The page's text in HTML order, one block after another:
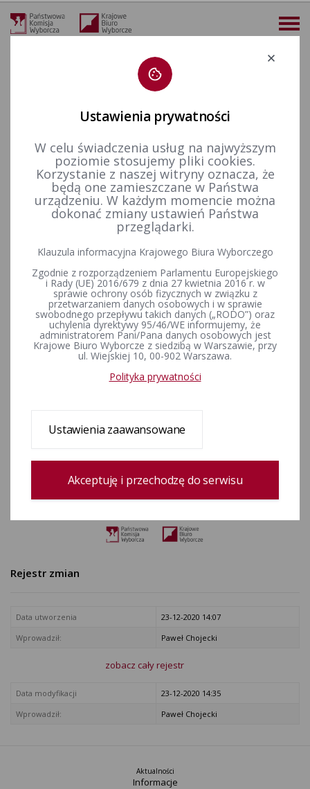
Deklaracja dostępności
więcej
Aktualności Informacje Życzenia Bożonarodzeniowe i Noworoczne
Życzenia Bożonarodzeniowe i
Noworoczne
Rejestr zmian
Data utworzenia
23-12-2020 14:07
Wprowadził:
Paweł Chojecki
zobacz cały rejestr
Data modyfikacji
23-12-2020 14:35
Wprowadził:
Paweł Chojecki
Aktualności
Informacje
Ustawienia prywatności
W celu świadczenia usług na najwyższym
poziomie stosujemy pliki cookies.
Korzystanie z naszej witryny oznacza, że
będą one zamieszczane w Państwa
urządzeniu. W każdym momencie można
dokonać zmiany ustawień Państwa
przeglądarki.
Klauzula informacyjna Krajowego Biura Wyborczego
Zgodnie z rozporządzeniem Parlamentu Europejskiego
i Rady (UE) 2016/679 z dnia 27 kwietnia 2016 r. w
sprawie ochrony osób fizycznych w związku z
przetwarzaniem danych osobowych i w sprawie
swobodnego przepływu takich danych („RODO”) oraz
uchylenia dyrektywy 95/46/WE informujemy, że
administratorem Pani/Pana danych osobowych jest
Krajowe Biuro Wyborcze z siedzibą w Warszawie, przy
ul. Wiejskiej 10, 00-902 Warszawa.
Polityka prywatności
Ustawienia zaawansowane
Akceptuję i przechodzę do serwisu